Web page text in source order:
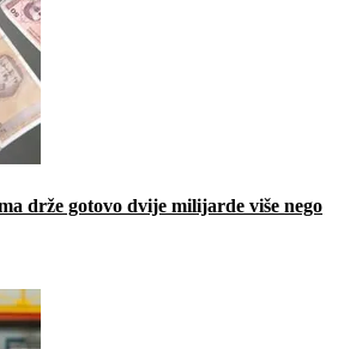
drže gotovo dvije milijarde više nego